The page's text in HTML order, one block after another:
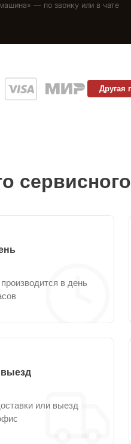
» — по звонку или в чате
Другая
в день
выезд
или выезд